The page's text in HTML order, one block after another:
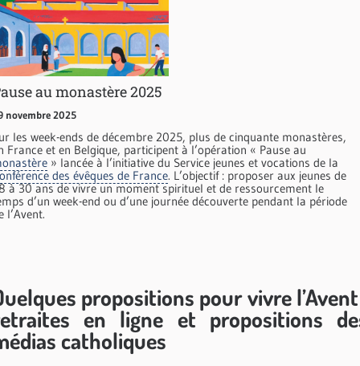
au monastère 2025
novembre 2025
les week-ends de décembre 2025, plus de cinquante monastères,
France et en Belgique, participent à l’opération « Pause au
» lancée à l’initiative du Service jeunes et vocations de la
des évêques de France. L’objectif : proposer aux jeunes de
à 30 ans de vivre un moment spirituel et de ressourcement le
d’un week-end ou d’une journée découverte pendant la période
l’Avent.
propositions pour vivre
en ligne et propositions
catholiques